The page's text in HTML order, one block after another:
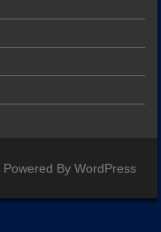
Powered By WordPress